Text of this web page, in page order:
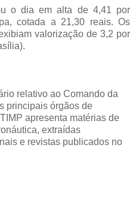
o dia em alta de 4,41 por
cotada a 21,30 reais. Os
valorização de 3,2 por
relativo ao Comando da
principais órgãos de
apresenta matérias de
extraídas
e revistas publicados no